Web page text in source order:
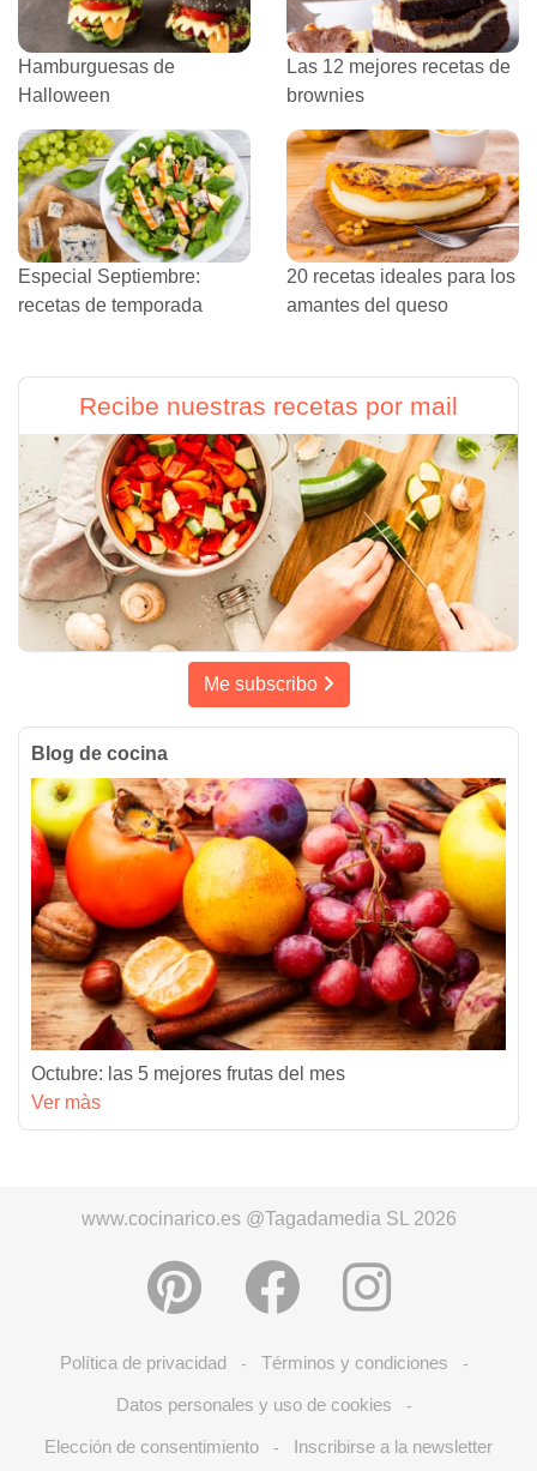
Hamburguesas de
Halloween
Las 12 mejores recetas de
brownies
Especial Septiembre:
recetas de temporada
20 recetas ideales para los
amantes del queso
Recibe nuestras recetas por mail
Me subscribo
Blog de cocina
Octubre: las 5 mejores frutas del mes
Ver màs
www.cocinarico.es @Tagadamedia SL 2026
Política de privacidad - Términos y condiciones -
Datos personales y uso de cookies -
Elección de consentimiento - Inscribirse a la newsletter